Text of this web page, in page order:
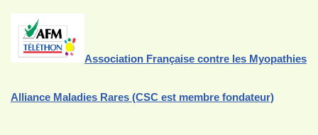
Association Française contre les Myopathies
Alliance Maladies Rares (CSC est membre fondateur)